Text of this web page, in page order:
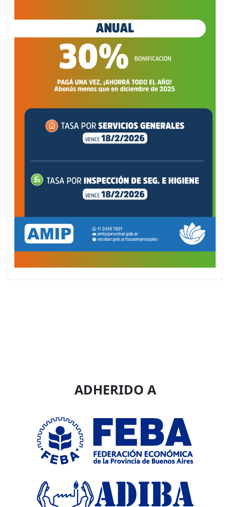
ADHERIDO A